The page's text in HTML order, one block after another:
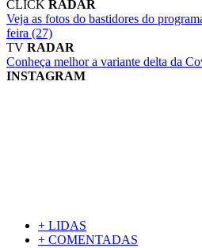
CLICK RADAR
Veja as fotos do bastidores do
feira (27)
TV RADAR
Conheça melhor a variante delta da
INSTAGRAM
+ LIDAS
+ COMENTADAS